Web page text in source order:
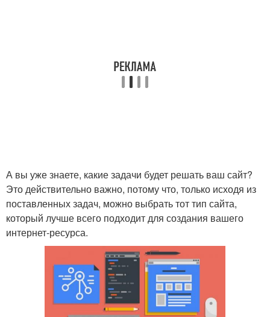
А вы уже знаете, какие задачи будет решать ваш сайт?
Это действительно важно, потому что, только исходя из
поставленных задач, можно выбрать тот тип сайта,
который лучше всего подходит для создания вашего
интернет-ресурса.